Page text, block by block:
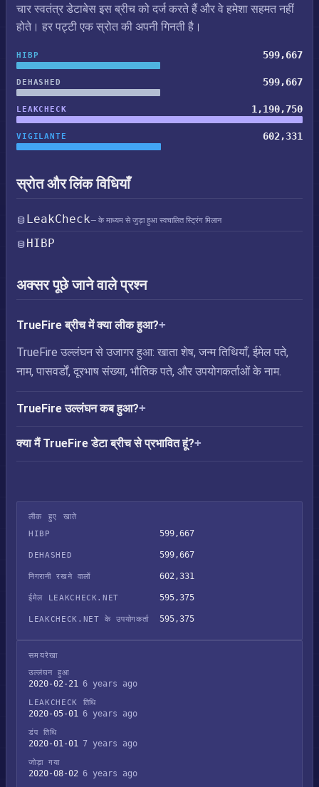
चार स्वतंत्र डेटाबेस इस ब्रीच को दर्ज करते हैं और वे हमेशा सहमत नहीं
होते। हर पट्टी एक स्रोत की अपनी गिनती है।
HIBP 599,667
DEHASHED 599,667
LEAKCHECK 1,190,750
VIGILANTE 602,331
स्रोत और लिंक विधियाँ
LeakCheck— के माध्यम से जुड़ा हुआ स्वचालित स्ट्रिंग मिलान
HIBP
अक्सर पूछे जाने वाले प्रश्न
TrueFire ब्रीच में क्या लीक हुआ?
TrueFire उल्लंघन से उजागर हुआ: खाता शेष, जन्म तिथियाँ, ईमेल पते,
नाम, पासवर्डों, दूरभाष संख्या, भौतिक पते, और उपयोगकर्ताओं के नाम.
TrueFire उल्लंघन कब हुआ?
क्या मैं TrueFire डेटा ब्रीच से प्रभावित हूं?
लीक हुए खाते
HIBP
599,667
DEHASHED 599,667
निगरानी रखने वालों 602,331
ईमेल LEAKCHECK.NET 595,375
LEAKCHECK.NET के उपयोगकर्ता 595,375
समयरेखा
उल्लंघन हुआ
2020-02-21 6 years ago
LEAKCHECK तिथि
2020-05-01 6 years ago
डंप तिथि
2020-01-01 7 years ago
जोड़ा गया
2020-08-02 6 years ago